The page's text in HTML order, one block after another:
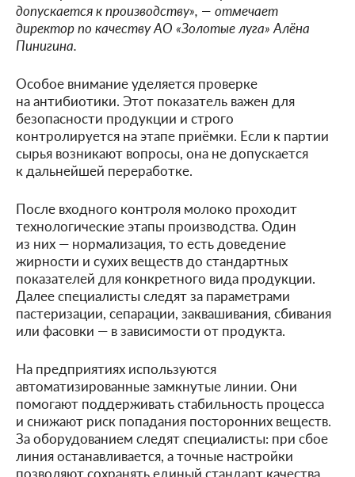
допускается к производству», — отмечает
директор по качеству АО «Золотые луга» Алёна
Пинигина.
Особое внимание уделяется проверке
на антибиотики. Этот показатель важен для
безопасности продукции и строго
контролируется на этапе приёмки. Если к партии
сырья возникают вопросы, она не допускается
к дальнейшей переработке.
После входного контроля молоко проходит
технологические этапы производства. Один
из них — нормализация, то есть доведение
жирности и сухих веществ до стандартных
показателей для конкретного вида продукции.
Далее специалисты следят за параметрами
пастеризации, сепарации, заквашивания, сбивания
или фасовки — в зависимости от продукта.
На предприятиях используются
автоматизированные замкнутые линии. Они
помогают поддерживать стабильность процесса
и снижают риск попадания посторонних веществ.
За оборудованием следят специалисты: при сбое
линия останавливается, а точные настройки
позволяют сохранять единый стандарт качества